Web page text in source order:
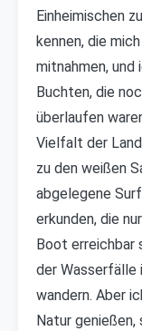
Einheimischen
kennen, die
mitnahmen,
Buchten, die
überlaufen
Vielfalt der
zu den weißen
abgelegene
erkunden, die
Boot erreichbar
der Wasserfälle
wandern. Aber
Natur